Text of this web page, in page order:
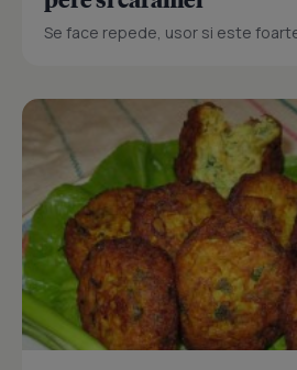
Se face repede, usor si este